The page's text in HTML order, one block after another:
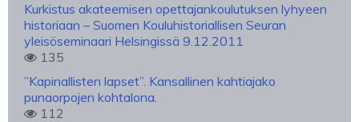
Kurkistus akateemisen opettajankoulutuksen lyhyeen
historiaan – Suomen Kouluhistoriallisen Seuran
yleisöseminaari Helsingissä 9.12.2011
135
”Kapinallisten lapset”. Kansallinen kahtiajako
punaorpojen kohtalona.
112